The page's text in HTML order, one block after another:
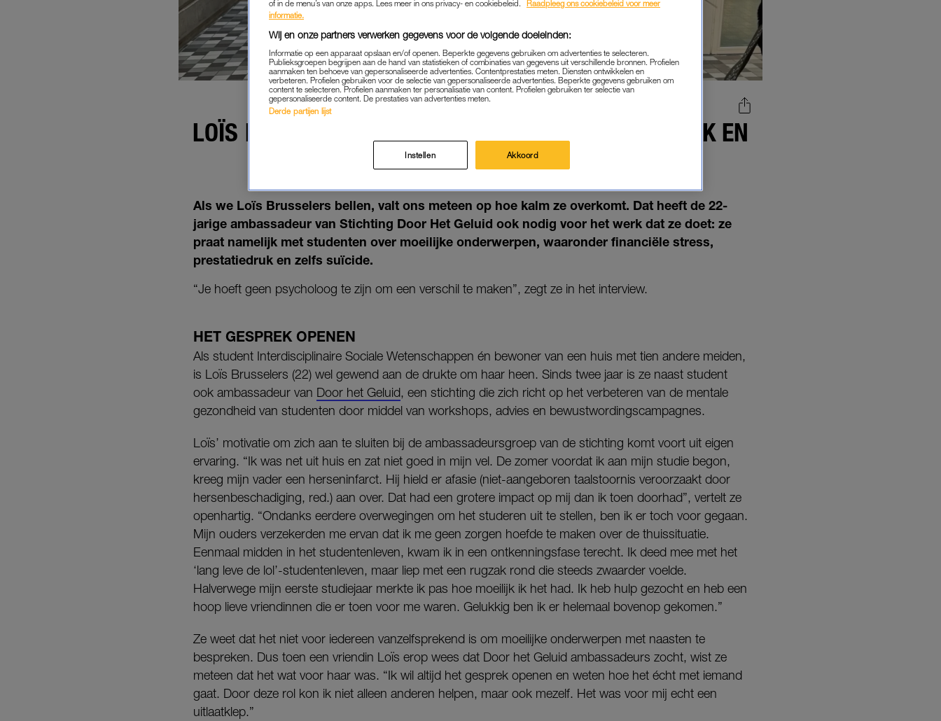
LOÏS PRAAT MET STUDENTEN OVER PRESTATIEDRUK EN
SUÏCIDE: 'JE KUNT ER LEVENS MEE REDDEN'
MENTALE GEZONDHEID|
16-05-2025 | MISHA MARGARITTHA
Als we Loïs Brusselers bellen, valt ons meteen op hoe kalm ze overkomt. Dat heeft de 22-
jarige ambassadeur van Stichting Door Het Geluid ook nodig voor het werk dat ze doet: ze
praat namelijk met studenten over moeilijke onderwerpen, waaronder financiële stress,
prestatiedruk en zelfs suïcide.
“Je hoeft geen psycholoog te zijn om een verschil te maken”, zegt ze in het interview.
HET GESPREK OPENEN
Als student Interdisciplinaire Sociale Wetenschappen én bewoner van een huis met tien andere meiden,
is Loïs Brusselers (22) wel gewend aan de drukte om haar heen. Sinds twee jaar is ze naast student
ook ambassadeur van Door het Geluid, een stichting die zich richt op het verbeteren van de mentale
gezondheid van studenten door middel van workshops, advies en bewustwordingscampagnes.
Loïs’ motivatie om zich aan te sluiten bij de ambassadeursgroep van de stichting komt voort uit eigen
ervaring. “Ik was net uit huis en zat niet goed in mijn vel. De zomer voordat ik aan mijn studie begon,
kreeg mijn vader een herseninfarct. Hij hield er afasie (niet-aangeboren taalstoornis veroorzaakt door
hersenbeschadiging, red.) aan over. Dat had een grotere impact op mij dan ik toen doorhad”, vertelt ze
openhartig. “Ondanks eerdere overwegingen om het studeren uit te stellen, ben ik er toch voor gegaan.
Mijn ouders verzekerden me ervan dat ik me geen zorgen hoefde te maken over de thuissituatie.
Eenmaal midden in het studentenleven, kwam ik in een ontkenningsfase terecht. Ik deed mee met het
‘lang leve de lol’-studentenleven, maar liep met een rugzak rond die steeds zwaarder voelde.
Halverwege mijn eerste studiejaar merkte ik pas hoe moeilijk ik het had. Ik heb hulp gezocht en heb een
hoop lieve vriendinnen die er toen voor me waren. Gelukkig ben ik er helemaal bovenop gekomen.”
Ze weet dat het niet voor iedereen vanzelfsprekend is om moeilijke onderwerpen met naasten te
bespreken. Dus toen een vriendin Loïs erop wees dat Door het Geluid ambassadeurs zocht, wist ze
meteen dat het wat voor haar was. “Ik wil altijd het gesprek openen en weten hoe het écht met iemand
gaat. Door deze rol kon ik niet alleen anderen helpen, maar ook mezelf. Het was voor mij echt een
uitlaatklep.”
of in de menu’s van onze apps. Lees meer in ons privacy- en cookiebeleid.
Raadpleeg ons cookiebeleid voor meer
informatie.
Wij en onze partners verwerken gegevens voor de volgende doeleinden:
Informatie op een apparaat opslaan en/of openen. Beperkte gegevens gebruiken om advertenties te selecteren.
Publieksgroepen begrijpen aan de hand van statistieken of combinaties van gegevens uit verschillende bronnen. Profielen
aanmaken ten behoeve van gepersonaliseerde advertenties. Contentprestaties meten. Diensten ontwikkelen en
verbeteren. Profielen gebruiken voor de selectie van gepersonaliseerde advertenties. Beperkte gegevens gebruiken om
content te selecteren. Profielen aanmaken ter personalisatie van content. Profielen gebruiken ter selectie van
gepersonaliseerde content. De prestaties van advertenties meten.
Derde partijen lijst
Instellen Akkoord